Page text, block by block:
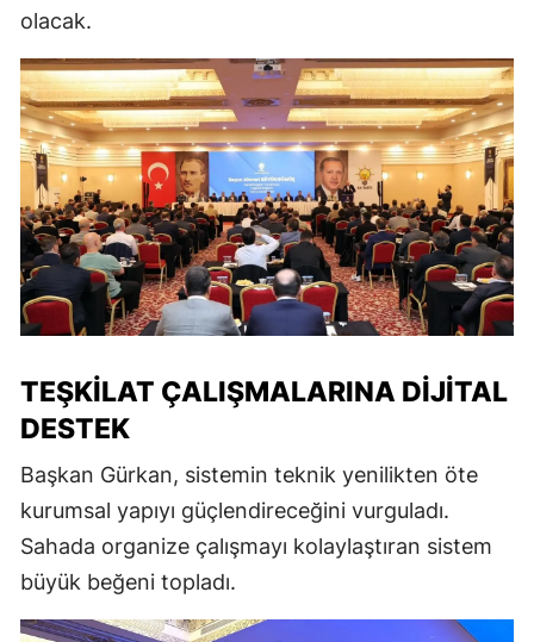
olacak.
TEŞKILAT ÇALIŞMALARINA DIJITAL
DESTEK
Başkan Gürkan, sistemin teknik yenilikten öte
kurumsal yapıyı güçlendireceğini vurguladı.
Sahada organize çalışmayı kolaylaştıran sistem
büyük beğeni topladı.